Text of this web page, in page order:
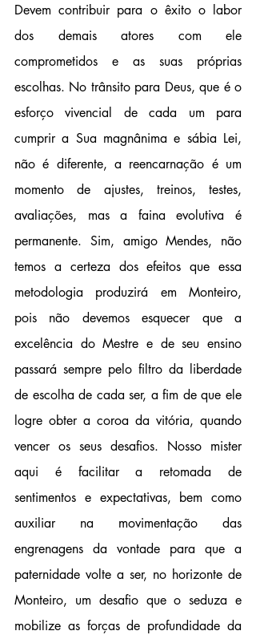
Devem contribuir para o êxito o labor
dos demais atores com ele
comprometidos e as suas próprias
escolhas. No trânsito para Deus, que é o
esforço vivencial de cada um para
cumprir a Sua magnânima e sábia Lei,
não é diferente, a reencarnação é um
momento de ajustes, treinos, testes,
avaliações, mas a faina evolutiva é
permanente. Sim, amigo Mendes, não
temos a certeza dos efeitos que essa
metodologia produzirá em Monteiro,
pois não devemos esquecer que a
excelência do Mestre e de seu ensino
passará sempre pelo filtro da liberdade
de escolha de cada ser, a fim de que ele
logre obter a coroa da vitória, quando
vencer os seus desafios. Nosso mister
aqui é facilitar a retomada de
sentimentos e expectativas, bem como
auxiliar na movimentação das
engrenagens da vontade para que a
paternidade volte a ser, no horizonte de
Monteiro, um desafio que o seduza e
mobilize as forças de profundidade da